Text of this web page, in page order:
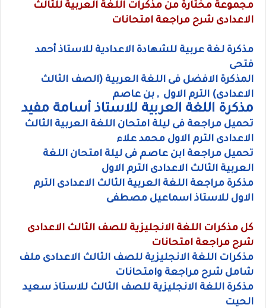
مجموعة مختارة من مذكرات اللغة العربية للثالث
الاعدادى شرح مراجعة امتحانات
مذكرة لغة عربية للشهادة الاعدادية للاستاذ أحمد
فتحى
المذكرة الافضل فى اللغة العربية (الصف الثالث
الاعدادى) الترم الاول , بن عاصم
مذكرة اللغة العربية للاستاذ أسامة مفيد
تحميل مراجعة فى ليلة امتحان اللغة العربية الثالث
الاعدادى الترم الاول محمد علاء
تحميل مراجعة ابن عاصم فى ليلة امتحان اللغة
العربية الثالث الاعدادى الترم الاول
مذكرة مراجعة اللغة العربية الثالث الاعدادى الترم
الاول للاستاذ اسماعيل مصطفى
كل مذكرات اللغة الانجليزية للصف الثالث الاعدادى
شرح مراجعة امتحانات
مذكرات اللغة الانجليزية للصف الثالث الاعدادى ملف
شامل شرح مراجعة وامتحانات
مذكرة اللغة الانجليزية للصف الثالث للاستاذ سعيد
الحيت